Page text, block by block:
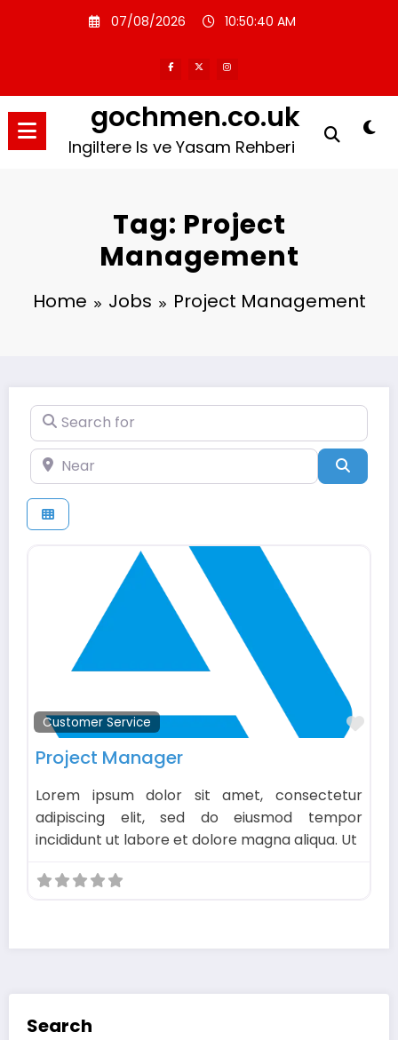
07/08/2026 10:50:40 AM
gochmen.co.uk
Ingiltere Is ve Yasam Rehberi
Tag: Project
Management
Home Jobs Project Management
Search for
Near
Customer Service
Project Manager
Lorem ipsum dolor sit amet, consectetur
adipiscing elit, sed do eiusmod tempor
incididunt ut labore et dolore magna aliqua. Ut
Search